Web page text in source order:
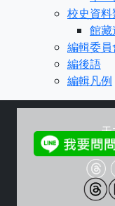
校史資
館
編輯委員
編後語
編輯凡例
天
Copyright ©